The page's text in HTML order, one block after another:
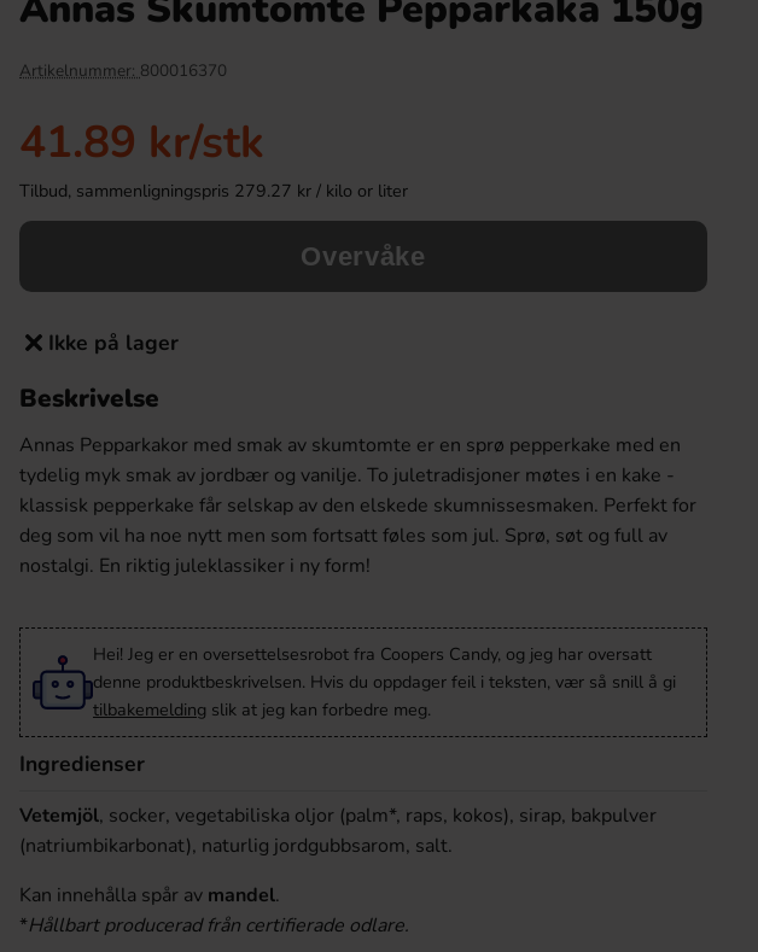
Super Mario 20g
28.90 kr 36.90 kr
Köp
34.90 kr
Köp
Artikelnummer: 800016370
41.89 kr/stk
Tilbud, sammenligningspris 279.27 kr / kilo or liter
Overvåke
Ikke på lager
Beskrivelse
Annas Pepparkakor med smak av skumtomte er en sprø pepperkake med en
tydelig myk smak av jordbær og vanilje. To juletradisjoner møtes i en kake -
klassisk pepperkake får selskap av den elskede skumnissesmaken. Perfekt for
deg som vil ha noe nytt men som fortsatt føles som jul. Sprø, søt og full av
nostalgi. En riktig juleklassiker i ny form!
Hei! Jeg er en oversettelsesrobot fra Coopers Candy, og jeg har oversatt
denne produktbeskrivelsen. Hvis du oppdager feil i teksten, vær så snill å gi
tilbakemelding slik at jeg kan forbedre meg.
Ingredienser
Vetemjöl, socker, vegetabiliska oljor (palm*, raps, kokos), sirap, bakpulver
(natriumbikarbonat), naturlig jordgubbsarom, salt.
Kan innehålla spår av mandel.
*Hållbart producerad från certifierade odlare.